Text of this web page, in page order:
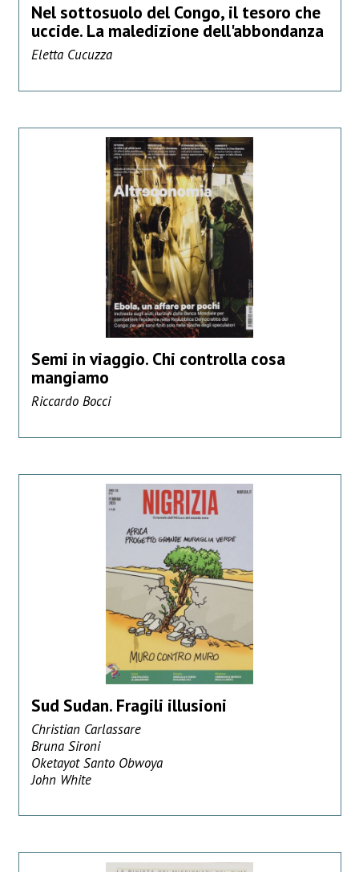
Nel sottosuolo del Congo, il tesoro che
uccide. La maledizione dell'abbondanza
Eletta Cucuzza
Semi in viaggio. Chi controlla cosa
mangiamo
Riccardo Bocci
Sud Sudan. Fragili illusioni
Christian Carlassare
Bruna Sironi
Oketayot Santo Obwoya
John White